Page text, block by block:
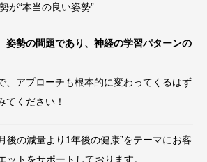
が“本当の良い姿勢”
姿勢の問題であり、神経の学習パターンの
、アプローチも根本的に変わってくるはず
てください！
後の減量より1年後の健康”をテーマにお客
ットをサポートしております。